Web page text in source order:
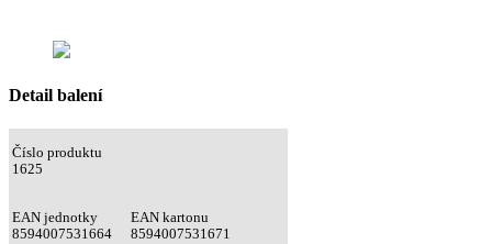
Detail balení
Číslo produktu
1625
EAN jednotky
8594007531664
EAN kartonu
8594007531671